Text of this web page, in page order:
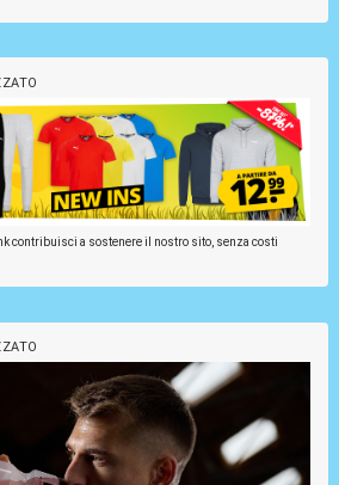
contribuisci a sostenere il nostro sito, senza costi